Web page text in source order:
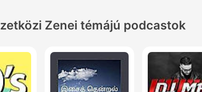
Zenei témájú podcastok